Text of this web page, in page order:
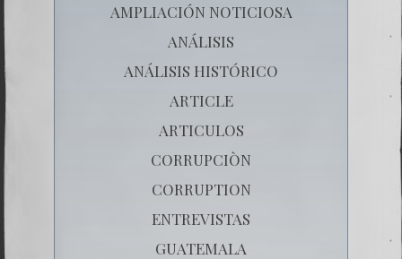
AMPLIACIÓN NOTICIOSA
ANÁLISIS
ANÁLISIS HISTÓRICO
ARTICLE
ARTICULOS
CORRUPCIÒN
CORRUPTION
ENTREVISTAS
GUATEMALA